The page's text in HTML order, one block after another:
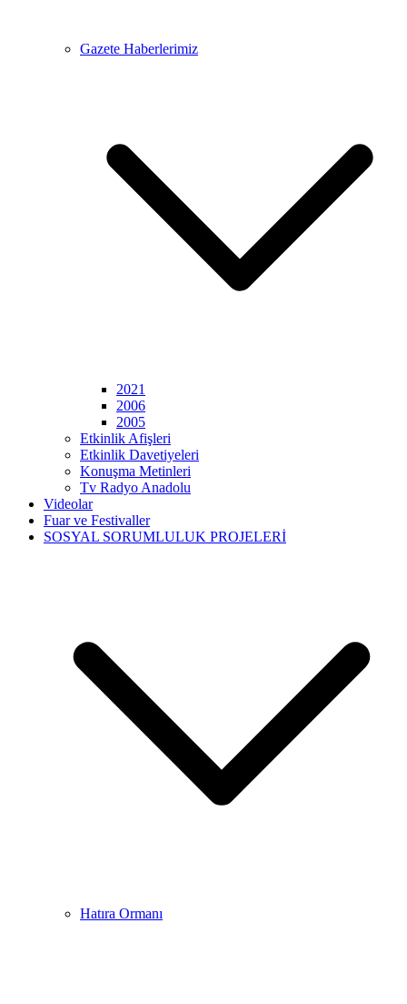
Gazete Haberlerimiz
2021
2006
2005
Etkinlik Afişleri
Etkinlik Davetiyeleri
Konuşma Metinleri
Tv Radyo Anadolu
Videolar
Fuar ve Festivaller
SOSYAL SORUMLULUK PROJELERİ
Hatıra Ormanı